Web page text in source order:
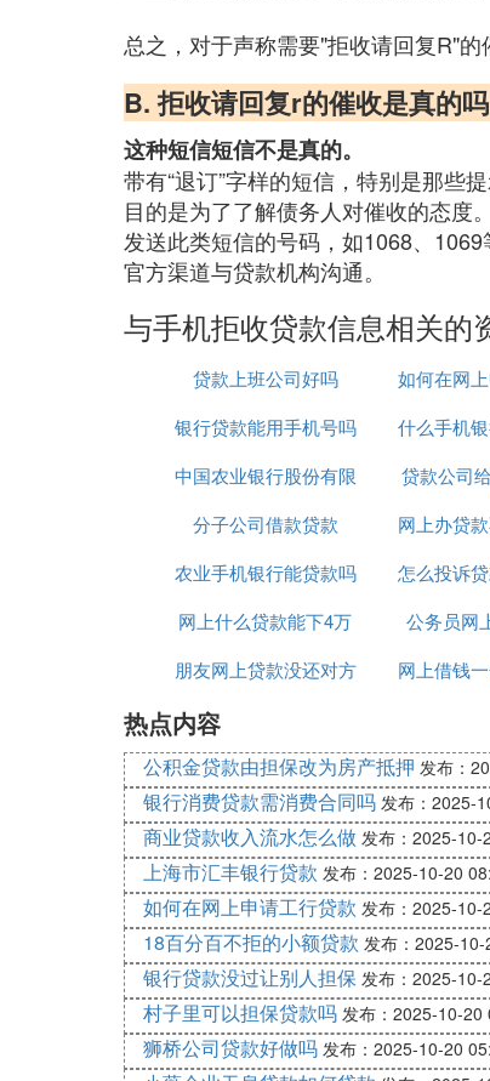
总之，对于声称需要"拒收请回复R"
B. 拒收请回复r的催收是真的吗
这种短信短信不是真的。
带有“退订”字样的短信，特别是那些
目的是为了了解债务人对催收的态度
发送此类短信的号码，如1068、
官方渠道与贷款机构沟通。
与手机拒收贷款信息相关的
贷款上班公司好吗
如何在网
银行贷款能用手机号吗
什么手机
中国农业银行股份有限
公司贷款中心
贷款公司
合
分子公司借款贷款
网上办贷
原
农业手机银行能贷款吗
怎么投诉
扰
网上什么贷款能下4万
公务员网
朋友网上贷款没还对方
网上借钱
热点内容
公积金贷款由担保改为房产抵押 发布：
银行消费贷款需消费合同吗 发布：2025-
商业贷款收入流水怎么做 发布：2025-10-
上海市汇丰银行贷款 发布：2025-10-20
如何在网上申请工行贷款 发布：2025-10-
18百分百不拒的小额贷款 发布：2025-
银行贷款没过让别人担保 发布：2025-10-
村子里可以担保贷款吗 发布：2025-10-20
狮桥公司贷款好做吗 发布：2025-10-20